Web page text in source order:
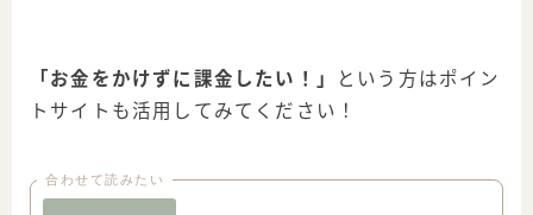
「お金をかけずに課金したい！」
という方はポイン
トサイトも活用してみてください！
合わせて読みたい